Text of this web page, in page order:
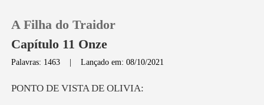
A Filha do Traidor
Capítulo 11 Onze
Palavras: 1463 |Lançado em: 08/10/2021
VISTA D